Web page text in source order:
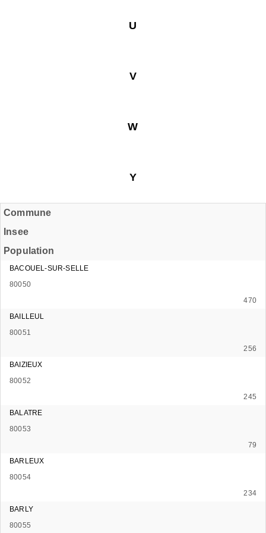
U
V
W
Y
Commune
Insee
Population
BACOUEL-SUR-SELLE
80050
470
BAILLEUL
80051
256
BAIZIEUX
80052
245
BALATRE
80053
79
BARLEUX
80054
234
BARLY
80055